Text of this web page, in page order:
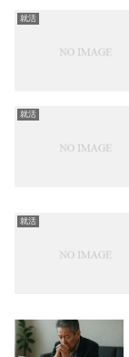
就活
就活
就活